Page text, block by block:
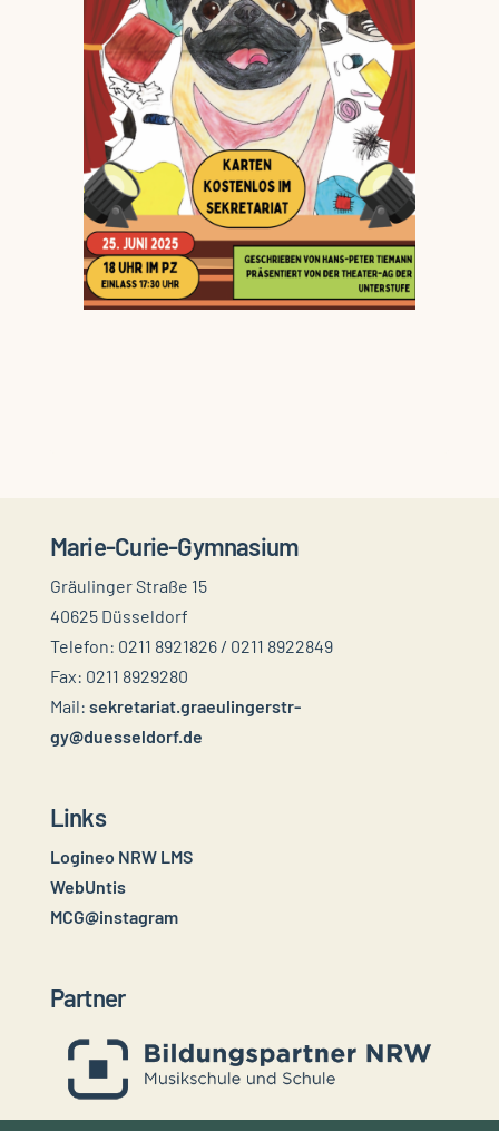
Marie-Curie-Gymnasium
Gräulinger Straße 15
40625 Düsseldorf
Telefon: 0211 8921826 / 0211 8922849
Fax: 0211 8929280
Mail: sekretariat.graeulingerstr-
gy@duesseldorf.de
Links
Logineo NRW LMS
WebUntis
MCG@instagram
Partner